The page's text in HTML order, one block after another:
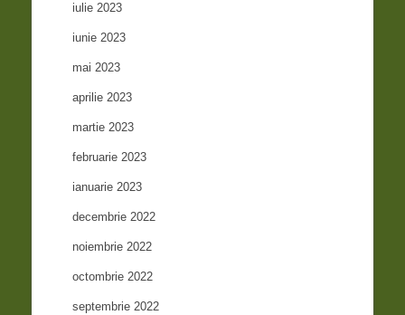
iulie 2023
iunie 2023
mai 2023
aprilie 2023
martie 2023
februarie 2023
ianuarie 2023
decembrie 2022
noiembrie 2022
octombrie 2022
septembrie 2022